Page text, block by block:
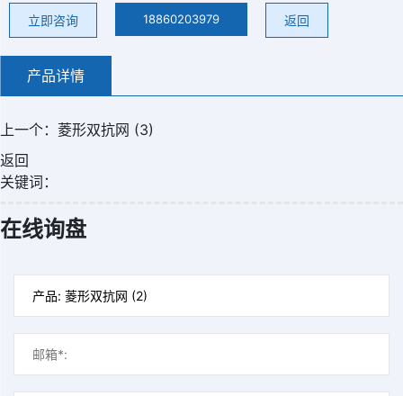
立即咨询 18860203979 返回
产品详情
上一个： 菱形双抗网 (3)
返回
关键词：
在线询盘
点击复制微信号